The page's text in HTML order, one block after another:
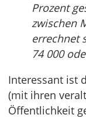
Prozent
zwischen
errechnet
74 000
Interessant ist
(mit ihren
Öffentlichkeit